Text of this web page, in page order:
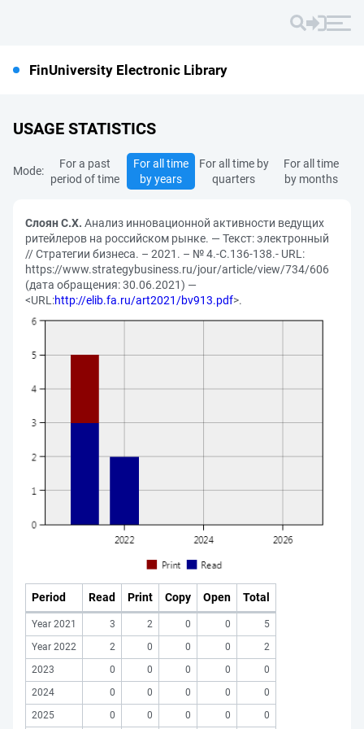
FinUniversity Electronic Library
USAGE STATISTICS
Mode:
For a past
period of time
For all time
by years
For all time by
quarters
For all time
by months
Слоян С.Х. Анализ инновационной активности ведущих
ритейлеров на российском рынке. — Текст: электронный
// Стратегии бизнеса. – 2021. – № 4.-С.136-138.- URL:
https://www.strategybusiness.ru/jour/article/view/734/606
(дата обращения: 30.06.2021) —
<URL:http://elib.fa.ru/art2021/bv913.pdf>.
Period Read Print Copy Open Total
Year 2021 3 2 0 0
5
Year 2022
2 0 0 0
2
2023
0 0 0 0
0
2024
0 0 0 0
0
2025
0 0 0 0 0